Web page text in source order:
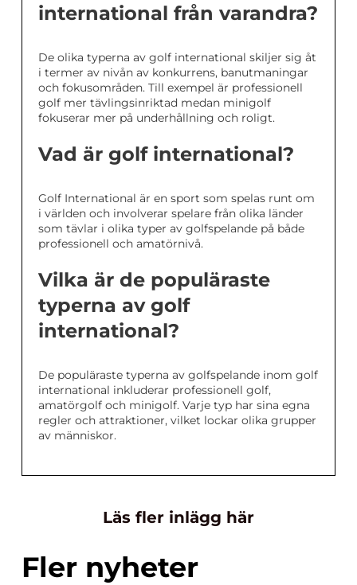
international från varandra?
De olika typerna av golf international skiljer sig åt
i termer av nivån av konkurrens, banutmaningar
och fokusområden. Till exempel är professionell
golf mer tävlingsinriktad medan minigolf
fokuserar mer på underhållning och roligt.
Vad är golf international?
Golf International är en sport som spelas runt om
i världen och involverar spelare från olika länder
som tävlar i olika typer av golfspelande på både
professionell och amatörnivå.
Vilka är de populäraste
typerna av golf
international?
De populäraste typerna av golfspelande inom golf
international inkluderar professionell golf,
amatörgolf och minigolf. Varje typ har sina egna
regler och attraktioner, vilket lockar olika grupper
av människor.
Läs fler inlägg här
Fler nyheter